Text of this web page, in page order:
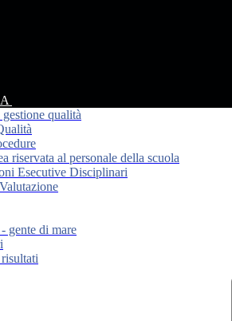
gestione qualità
riservata al personale della scuola
Esecutive Disciplinari
gente di mare